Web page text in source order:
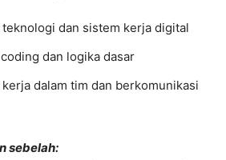
teknologi dan sistem kerja digital
dan logika dasar
dalam tim dan berkomunikasi
sebelah: